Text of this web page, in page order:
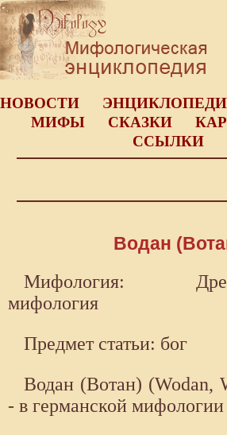
НОВОСТИ
МИФЫ
СКАЗКИ
ССЫЛКИ
Водан
Мифология:
мифология
Предмет статьи: бог
Водан (Вотан) (Wodan,
- в германской мифологии